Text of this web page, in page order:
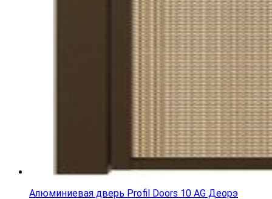
Алюминиевая дверь Profil Doors 10 AG Деорэ